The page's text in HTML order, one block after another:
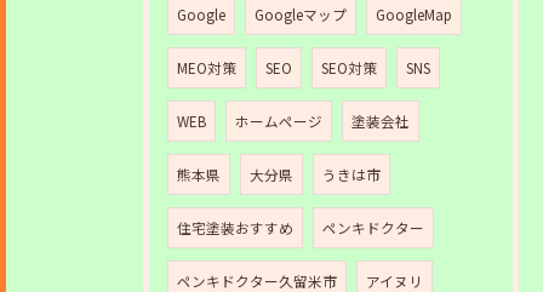
Google Googleマップ GoogleMap
MEO対策 SEO SEO対策 SNS
WEB ホームページ 塗装会社
熊本県 大分県 うきは市
住宅塗装おすすめ ペンキドクター
ペンキドクター久留米市 アイヌリ